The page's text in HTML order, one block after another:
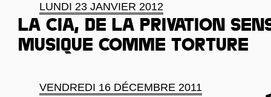
LUNDI 23 JANVIER 2012
La CIA, de la privation
musique comme torture
VENDREDI 16 DÉCEMBRE 2011